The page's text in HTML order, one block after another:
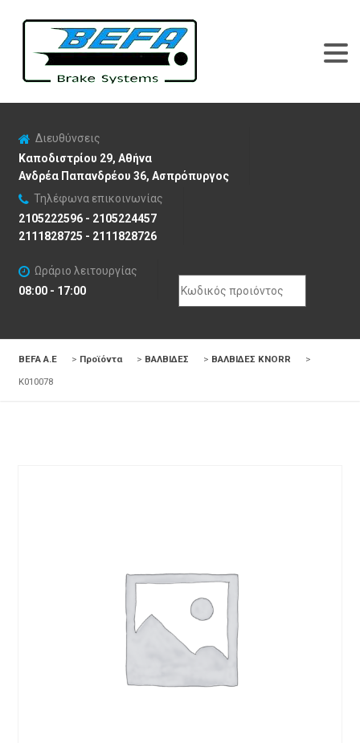
Διευθύνσεις
Καποδιστρίου 29, Αθήνα
Ανδρέα Παπανδρέου 36, Ασπρόπυργος
Τηλέφωνα επικοινωνίας
2105222596 - 2105224457
2111828725 - 2111828726
Ωράριο λειτουργίας
08:00 - 17:00
Search
for:
BEFA Α.Ε > Προϊόντα > ΒΑΛΒΙΔΕΣ > ΒΑΛΒΙΔΕΣ KNORR
>
K010078